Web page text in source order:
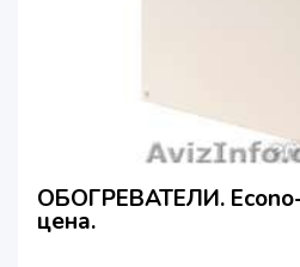
ОБОГРЕВАТЕЛИ.
цена.